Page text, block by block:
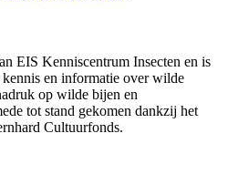
EIS Kenniscentrum Insecten en is
en informatie over wilde
op wilde bijen en
tot stand gekomen dankzij het
Cultuurfonds.